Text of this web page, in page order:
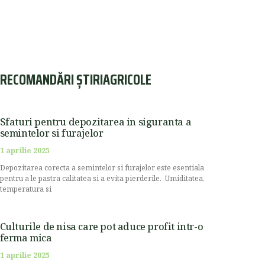
RECOMANDĂRI ȘTIRIAGRICOLE
Sfaturi pentru depozitarea in siguranta a
semintelor si furajelor
1 aprilie 2025
Depozitarea corecta a semintelor si furajelor este esentiala
pentru a le pastra calitatea si a evita pierderile. Umiditatea,
temperatura si
Culturile de nisa care pot aduce profit intr-o
ferma mica
1 aprilie 2025